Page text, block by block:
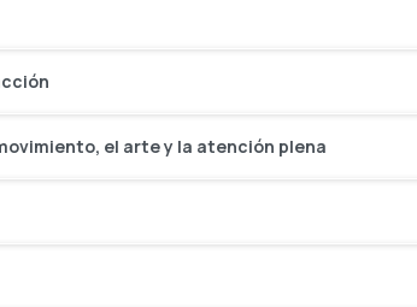
el arte y la atención plena